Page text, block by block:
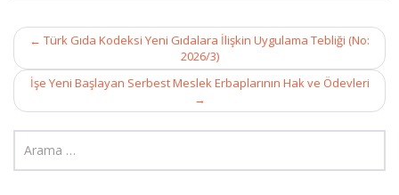
Post
navigation
← Türk Gıda Kodeksi Yeni Gıdalara İlişkin Uygulama Tebliği (No:
2026/3)
İşe Yeni Başlayan Serbest Meslek Erbaplarının Hak ve Ödevleri
→